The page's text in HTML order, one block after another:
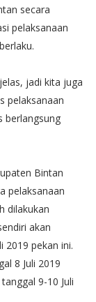
secara
pelaksanaan
jadi kita juga
pelaksanaan
berlangsung
Bintan
pelaksanaan
dilakukan
akan
2019 pekan ini.
8 Juli 2019
9-10 Juli